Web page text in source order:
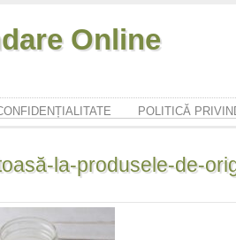
Online
POLITICĂ
la-produsele-de-